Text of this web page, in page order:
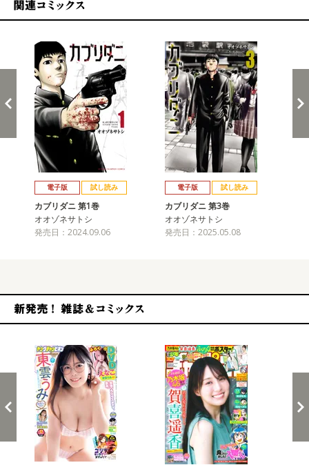
電子版 試し読み
カブリダニ 第1巻
オオゾネサトシ
発売日：2024.09.06
電子版 試し読み
カブリダニ 第3巻
オオゾネサトシ
発売日：2025.05.08